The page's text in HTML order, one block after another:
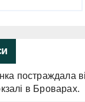
постраждала
в Броварах.